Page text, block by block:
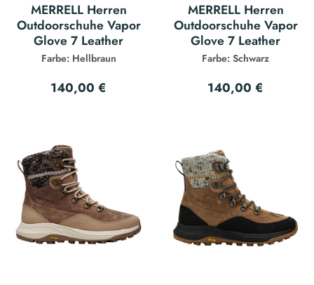
MERRELL Herren
Outdoorschuhe Vapor
Glove 7 Leather
Farbe: Hellbraun
140,00 €
MERRELL Herren
Outdoorschuhe Vapor
Glove 7 Leather
Farbe: Schwarz
140,00 €